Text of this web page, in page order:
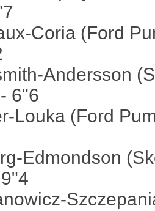
Coria (Ford
Andersson
6"6
Louka (Ford
Edmondson